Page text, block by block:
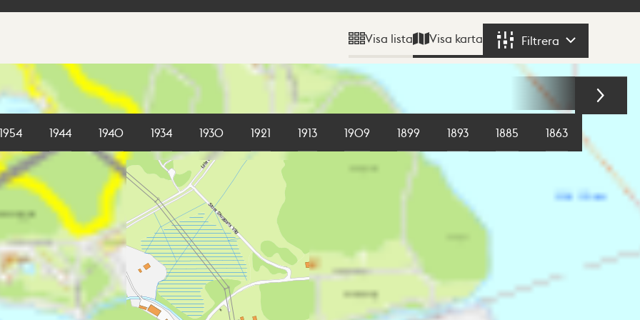
Visa lista Visa karta Filtrera
1954 1944 1940 1934 1930 1921 1913 1909 1899 1893 1885 1863